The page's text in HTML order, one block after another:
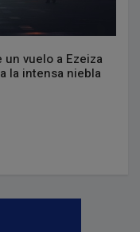
vuelo a Ezeiza
la intensa niebla